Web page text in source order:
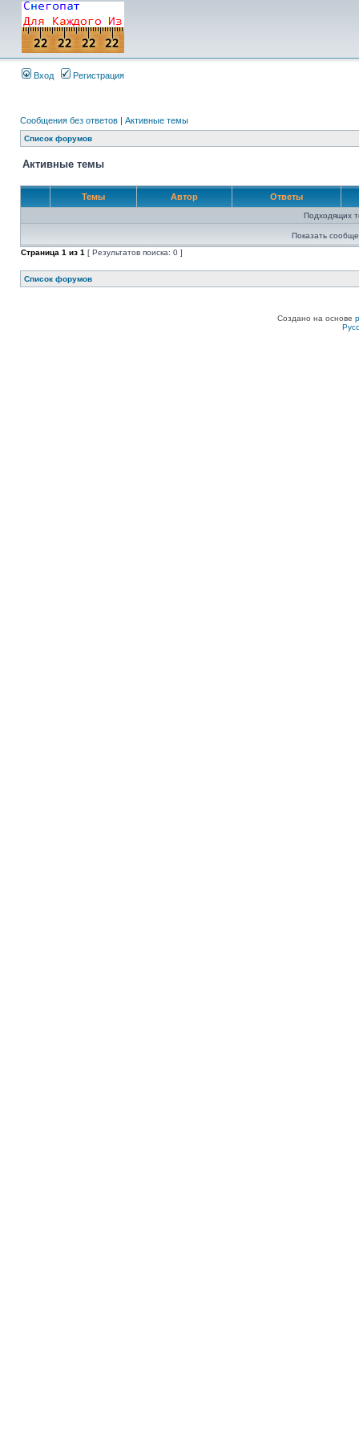
Вход Регистрация
Сообщения без ответов | Активные темы
Список форумов
Активные темы
Темы Автор Ответы
Подходящих
Показать
Страница 1 из 1 [ Результатов поиска: 0 ]
Список форумов
Создано на основе